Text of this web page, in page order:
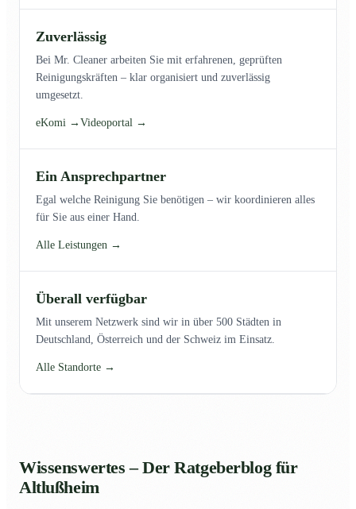
Zuverlässig
Bei Mr. Cleaner arbeiten Sie mit erfahrenen, geprüften
Reinigungskräften – klar organisiert und zuverlässig
umgesetzt.
eKomi → Videoportal →
Ein Ansprechpartner
Egal welche Reinigung Sie benötigen – wir koordinieren alles
für Sie aus einer Hand.
Alle Leistungen →
Überall verfügbar
Mit unserem Netzwerk sind wir in über 500 Städten in
Deutschland, Österreich und der Schweiz im Einsatz.
Alle Standorte →
Wissenswertes – Der Ratgeberblog für
Altlußheim